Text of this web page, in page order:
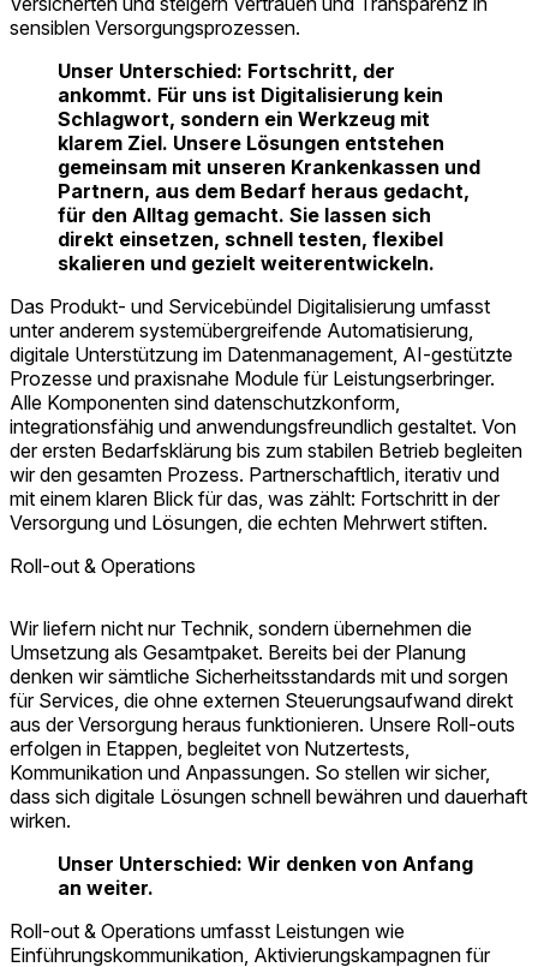
sensiblen Versorgungsprozessen.
Unser Unterschied: Fortschritt, der
ankommt. Für uns ist Digitalisierung kein
Schlagwort, sondern ein Werkzeug mit
klarem Ziel. Unsere Lösungen entstehen
gemeinsam mit unseren Krankenkassen und
Partnern, aus dem Bedarf heraus gedacht,
für den Alltag gemacht. Sie lassen sich
direkt einsetzen, schnell testen, flexibel
skalieren und gezielt weiterentwickeln.
Das Produkt- und Servicebündel Digitalisierung umfasst
unter anderem systemübergreifende Automatisierung,
digitale Unterstützung im Datenmanagement, AI-gestützte
Prozesse und praxisnahe Module für Leistungserbringer.
Alle Komponenten sind datenschutzkonform,
integrationsfähig und anwendungsfreundlich gestaltet. Von
der ersten Bedarfsklärung bis zum stabilen Betrieb begleiten
wir den gesamten Prozess. Partnerschaftlich, iterativ und
mit einem klaren Blick für das, was zählt: Fortschritt in der
Versorgung und Lösungen, die echten Mehrwert stiften.
Roll-out & Operations
Wir liefern nicht nur Technik, sondern übernehmen die
Umsetzung als Gesamtpaket. Bereits bei der Planung
denken wir sämtliche Sicherheitsstandards mit und sorgen
für Services, die ohne externen Steuerungsaufwand direkt
aus der Versorgung heraus funktionieren. Unsere Roll-outs
erfolgen in Etappen, begleitet von Nutzertests,
Kommunikation und Anpassungen. So stellen wir sicher,
dass sich digitale Lösungen schnell bewähren und dauerhaft
wirken.
Unser Unterschied: Wir denken von Anfang
an weiter.
Roll-out & Operations umfasst Leistungen wie
Einführungskommunikation, Aktivierungskampagnen für